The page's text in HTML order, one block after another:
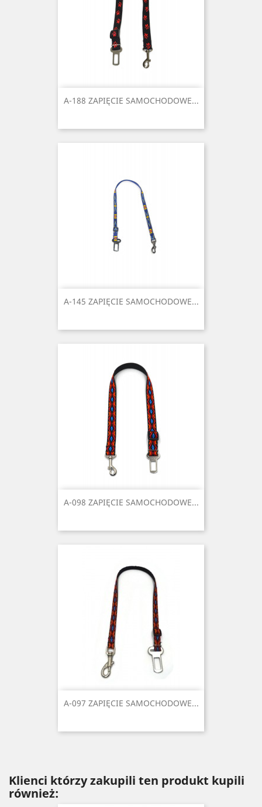
A-188 ZAPIĘCIE SAMOCHODOWE...
A-145 ZAPIĘCIE SAMOCHODOWE...
A-098 ZAPIĘCIE SAMOCHODOWE...
A-097 ZAPIĘCIE SAMOCHODOWE...
Klienci którzy zakupili ten produkt kupili
również: